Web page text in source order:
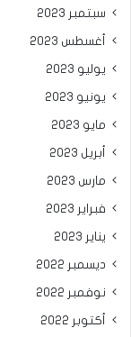
سبتمبر 2023
أغسطس 2023
يوليو 2023
يونيو 2023
مايو 2023
أبريل 2023
مارس 2023
فبراير 2023
يناير 2023
ديسمبر 2022
نوفمبر 2022
أكتوبر 2022